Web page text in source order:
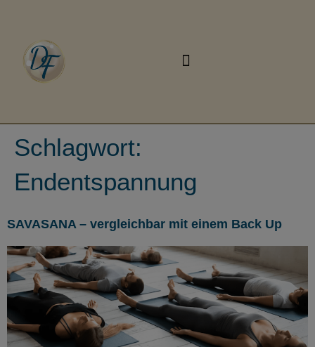
Schlagwort:
Endentspannung
SAVASANA – vergleichbar mit einem Back Up